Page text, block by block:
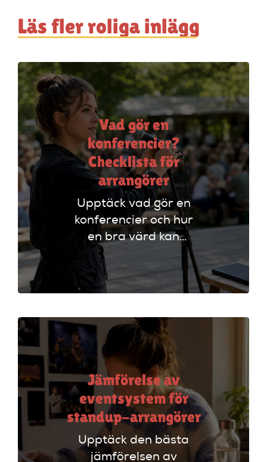
Läs fler roliga inlägg
Vad gör en
konferencier?
Checklista för
arrangörer
Upptäck vad gör en
konferencier och hur
en bra värd kan
lyfta ditt event. Följ
vår checklista för
att säkerställa en
arrangemang!
Jämförelse av
eventsystem för
standup-arrangörer
Upptäck den bästa
jämförelsen av